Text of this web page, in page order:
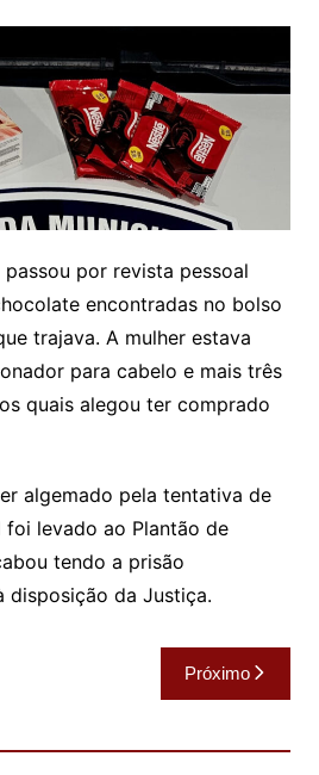
por revista pessoal
encontradas no bolso
trajava. A mulher estava
para cabelo e mais três
quais alegou ter comprado
algemado pela tentativa de
levado ao Plantão de
tendo a prisão
disposição da Justiça.
Próximo